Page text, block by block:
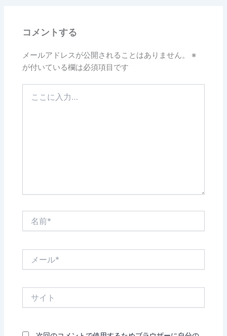
コメントする
メールアドレスが公開されることはありません。
※
が付いている欄は必須項目です